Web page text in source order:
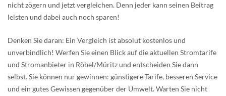
nicht zögern und jetzt vergleichen. Denn jeder kann seinen Beitrag
leisten und dabei auch noch sparen!
Denken Sie daran: Ein Vergleich ist absolut kostenlos und
unverbindlich! Werfen Sie einen Blick auf die aktuellen Stromtarife
und Stromanbieter in Röbel/Müritz und entscheiden Sie dann
selbst. Sie können nur gewinnen: günstigere Tarife, besseren Service
und ein gutes Gewissen gegenüber der Umwelt. Warten Sie nicht